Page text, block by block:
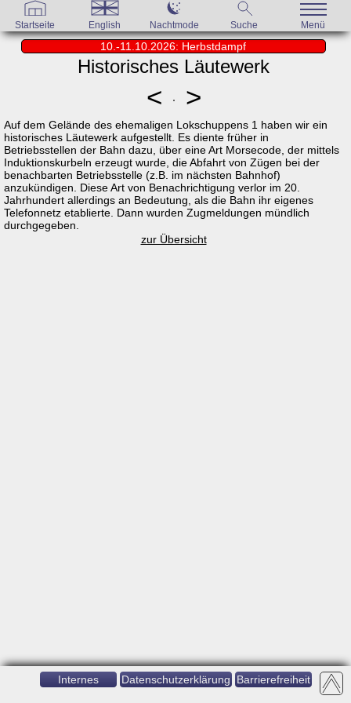
Startseite English Nachtmode Suche Menü
10.-11.10.2026: Herbstdampf
Historisches Läutewerk
< >
Auf dem Gelände des ehemaligen Lokschuppens 1 haben wir ein
historisches Läutewerk aufgestellt. Es diente früher in
Betriebsstellen der Bahn dazu, über eine Art Morsecode, der mittels
Induktionskurbeln erzeugt wurde, die Abfahrt von Zügen bei der
benachbarten Betriebsstelle (z.B. im nächsten Bahnhof)
anzukündigen. Diese Art von Benachrichtigung verlor im 20.
Jahrhundert allerdings an Bedeutung, als die Bahn ihr eigenes
Telefonnetz etablierte. Dann wurden Zugmeldungen mündlich
durchgegeben.
zur Übersicht
Internes Datenschutzerklärung Barrierefreiheit